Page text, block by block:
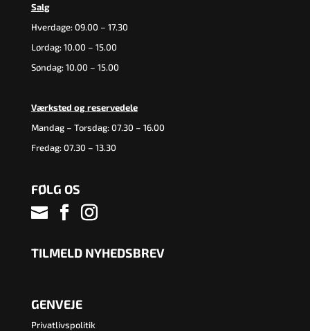
Salg
Hverdage: 09.00 – 17.30
Lørdag: 10.00 – 15.00
Søndag: 10.00 – 15.00
Værksted og reservedele
Mandag – Torsdag: 07.30 – 16.00
Fredag: 07.30 – 13.30
FØLG OS
TILMELD NYHEDSBREV
GENVEJE
Privatlivspolitik